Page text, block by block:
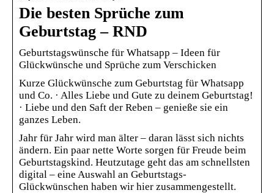
Die besten Sprüche zum
Geburtstag – RND
Geburtstagswünsche für Whatsapp – Ideen für
Glückwünsche und Sprüche zum Verschicken
Kurze Glückwünsche zum Geburtstag für Whatsapp
und Co. · Alles Liebe und Gute zu deinem Geburtstag!
· Liebe und den Saft der Reben – genieße sie ein
ganzes Leben.
Jahr für Jahr wird man älter – daran lässt sich nichts
ändern. Ein paar nette Worte sorgen für Freude beim
Geburtstagskind. Heutzutage geht das am schnellsten
digital – eine Auswahl an Geburtstags-
Glückwünschen haben wir hier zusammengestellt.